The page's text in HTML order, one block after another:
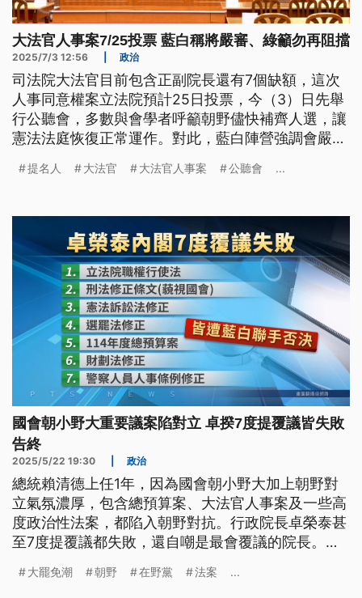
大法官人事案7/25投票 藍白稱將嚴審、綠籲勿再阻擋
2025/7/3 12:56 政治
司法院大法官目前包含正副院長還有7個缺額，這次
人事同意權案立法院預計25日投票，今（3）日先舉
行公聽會，多數與會學者呼籲朝野儘快補齊人選，讓
憲法法庭恢復正常運作。對此，藍白陣營強調會嚴格
提名人 大法官 大法官人事案 公聽會 ...
國會朝小野大重要議案陷對立 卓揆7度提覆議皆失敗
告終
2025/5/22 19:30 政治
總統賴清德上任1年，因為國會朝小野大加上朝野對
立氣氛濃厚，包含總預算案、大法官人事案及一些高
度政治性法案，都陷入朝野對抗。行政院長卓榮泰甚
至7度提覆議都失敗，還自嘲是最會覆議的院長。內
都有被提案罷免，不過罷免真的能改變國會生態嗎？
大罷免潮 朝野 在野黨 法案 ...